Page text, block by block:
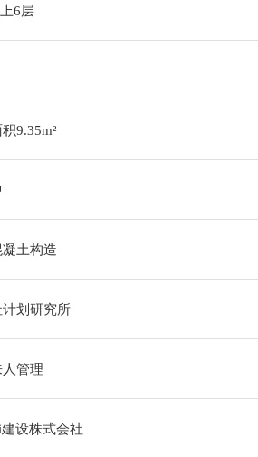
6层
9.35m²
土构造
划研究所
管理
设株式会社